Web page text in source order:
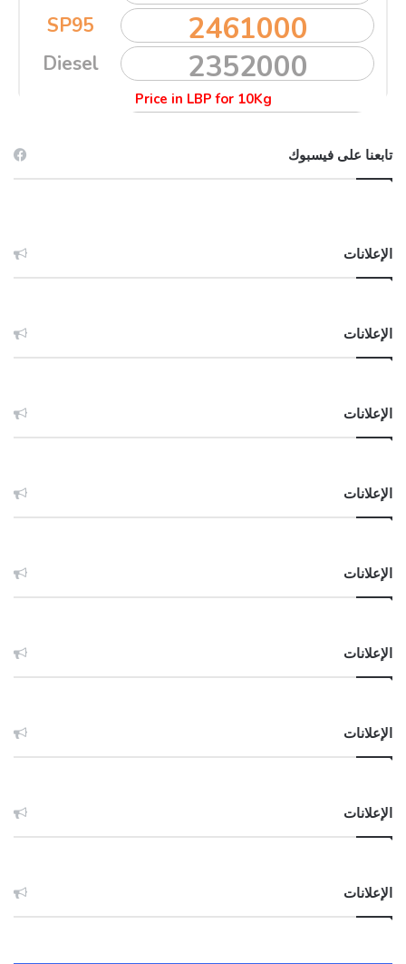
تابعنا على فيسبوك
الإعلانات
الإعلانات
الإعلانات
الإعلانات
الإعلانات
الإعلانات
الإعلانات
الإعلانات
الإعلانات